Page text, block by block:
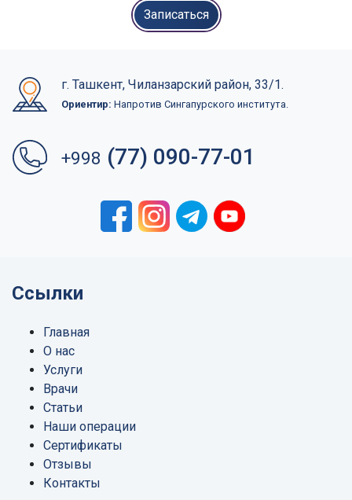
Записаться
г. Ташкент, Чиланзарский район, 33/1.
Ориентир: Напротив Сингапурского института.
+998 (77) 090-77-01
Ссылки
Главная
О нас
Услуги
Врачи
Статьи
Наши операции
Сертификаты
Отзывы
Контакты